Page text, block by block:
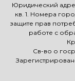
Юридический
кв. 1. Номера
защите прав
работе с
Св-во о